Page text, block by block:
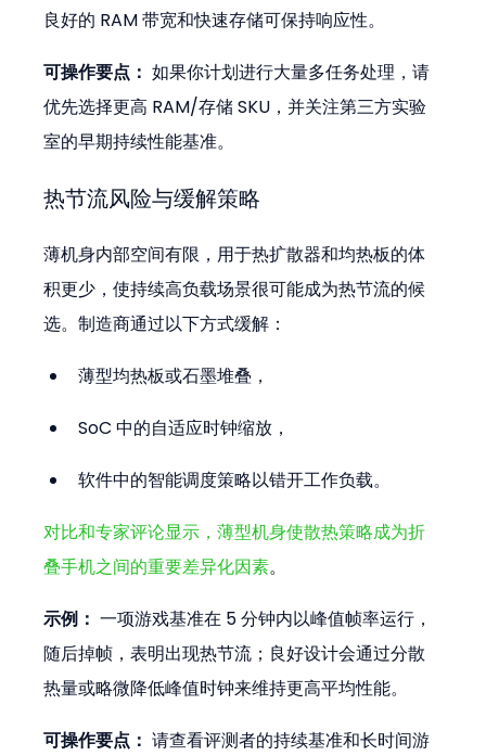
良好的 RAM 带宽和快速存储可保持响应性。
可操作要点： 如果你计划进行大量多任务处理，请
优先选择更高 RAM/存储 SKU，并关注第三方实验
室的早期持续性能基准。
热节流风险与缓解策略
薄机身内部空间有限，用于热扩散器和均热板的体
积更少，使持续高负载场景很可能成为热节流的候
选。制造商通过以下方式缓解：
薄型均热板或石墨堆叠，
SoC 中的自适应时钟缩放，
软件中的智能调度策略以错开工作负载。
对比和专家评论显示，薄型机身使散热策略成为折
叠手机之间的重要差异化因素。
示例： 一项游戏基准在 5 分钟内以峰值帧率运行，
随后掉帧，表明出现热节流；良好设计会通过分散
热量或略微降低峰值时钟来维持更高平均性能。
可操作要点： 请查看评测者的持续基准和长时间游